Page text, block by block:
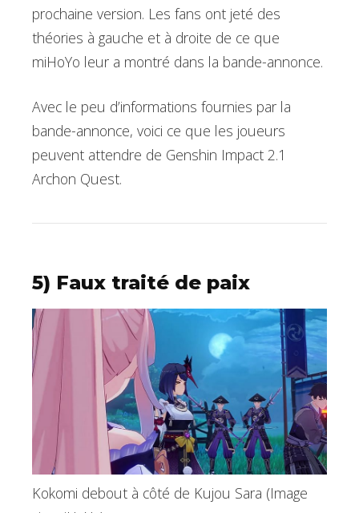
prochaine version. Les fans ont jeté des
théories à gauche et à droite de ce que
miHoYo leur a montré dans la bande-annonce.
Avec le peu d’informations fournies par la
bande-annonce, voici ce que les joueurs
peuvent attendre de Genshin Impact 2.1
Archon Quest.
5) Faux traité de paix
Kokomi debout à côté de Kujou Sara (Image